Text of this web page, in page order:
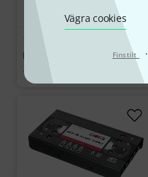
Vägra cookies
Finstilt ·
Boss TU-3
1 085 kr